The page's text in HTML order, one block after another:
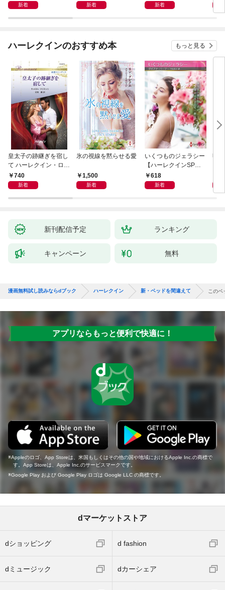
ラ～新着 新着 新着 ン
ハーレクインのおすすめ本 もっと見る
皇太子の跡継ぎを宿し
て ハーレクイン・ロマ
ンス～純潔のシンデレ
ラ～
740
新着
氷の視線を黙らせる愛
1,500
新着
いくつものジェラシー
【ハーレクインSP文
庫版】
618
新着
明
ン
新刊配信予定 ランキング
キャンペーン 無料
漫画無料試し読みならdブック ハーレクイン 新・ベッドを間違えて このベ
アプリならもっと便利で快適に！
Appleのロゴ、App Storeは、米国もしくはその他の国や地域におけるApple Inc.の商標で
す。App Storeは、Apple Inc.のサービスマークです。
Google Play および Google Play ロゴは Google LLC の商標です。
dマーケットストア
dショッピング d fashion
dミュージック dカーシェア